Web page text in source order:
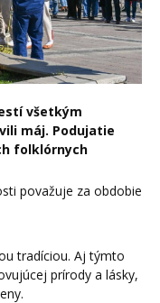
všetkým
máj. Podujatie
folklórnych
považuje za obdobie
tradíciou. Aj týmto
prírody a lásky,